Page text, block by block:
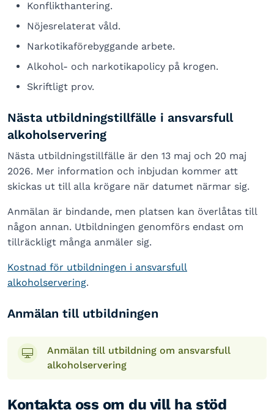
Konflikthantering.
Nöjesrelaterat våld.
Narkotikaförebyggande arbete.
Alkohol- och narkotikapolicy på krogen.
Skriftligt prov.
Nästa utbildningstillfälle i ansvarsfull
alkoholservering
Nästa utbildningstillfälle är den 13 maj och 20 maj
2026. Mer information och inbjudan kommer att
skickas ut till alla krögare när datumet närmar sig.
Anmälan är bindande, men platsen kan överlåtas till
någon annan. Utbildningen genomförs endast om
tillräckligt många anmäler sig.
Kostnad för utbildningen i ansvarsfull
alkoholservering.
Anmälan till utbildningen
Anmälan till utbildning om ansvarsfull
alkoholservering
Kontakta oss om du vill ha stöd